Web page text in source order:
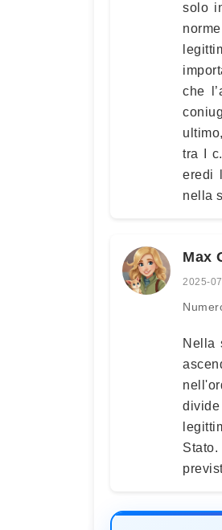
solo
che
tra I
eredi
nella
Max
2025-
Nella